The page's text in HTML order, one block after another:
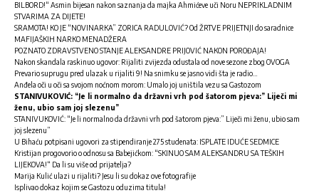
BILBORD!“ Asmin bijesan nakon saznanja da majka Ahmićeve uči Noru NEPRIKLADNIM
STVARIMA ZA DIJETE!
SRAMOTA! KO JE “NOVINARKA” ZORICA RADULOVIĆ? Od ŽRTVE PRIJETNJI do saradnice
MAFIJAŠKIH NARKO MENADŽERA
POZNATO ZDRAVSTVENO STANJE ALEKSANDRE PRIJOVIĆ NAKON POROĐAJA!
Nakon skandala raskinuo ugovor: Rijaliti zvijezda odustala od nove sezone zbog OVOGA
Prevario suprugu pred ulazak u rijaliti 9! Na snimku se jasno vidi šta je radio…
Anđela oči u oči sa svojom noćnom morom: Umalo joj uništila vezu sa Gastozom
STANIVUKOVIĆ: “Je li normalno da državni vrh pod šatorom pjeva:” Liječi mi
ženu, ubio sam joj slezenu”
STANIVUKOVIĆ: “Je li normalno da državni vrh pod šatorom pjeva:” Liječi mi ženu, ubio sam
joj slezenu”
U Bihaću potpisani ugovori za stipendiranje 275 studenata: ISPLATE IDUĆE SEDMICE
Kristijan progovorio o odnosu sa Babejićkom: “SKINUO SAM ALEKSANDRU SA TEŠKIH
LIJEKOVA!“ Da li su više od prijatelja?
Marija Kulić ulazi u rijaliti? Jesu li su dokaz ove fotografije
Isplivao dokaz kojim se Gastozu oduzima titula!